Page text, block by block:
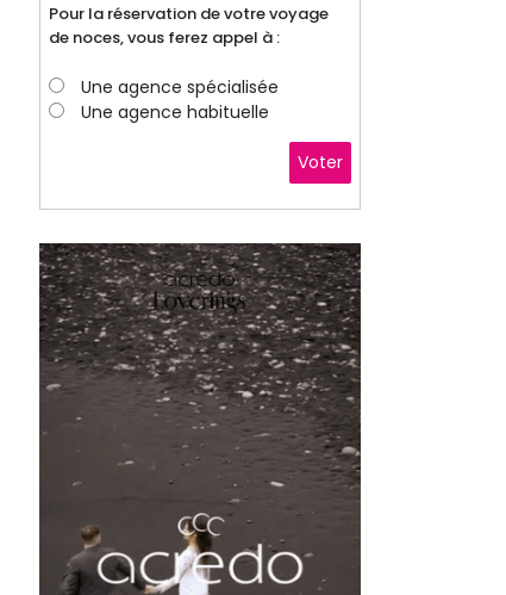
Pour la réservation de votre voyage
de noces, vous ferez appel à :
Une agence spécialisée
Une agence habituelle
Voter